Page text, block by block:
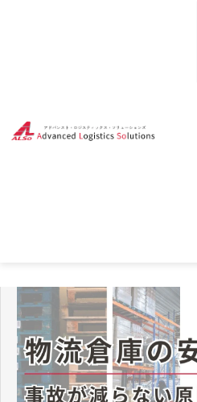
私たちの
解決でき
取り組み
お役立ち